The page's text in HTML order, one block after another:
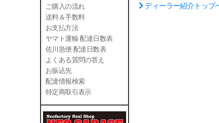
ご購入の流れ
送料＆手数料
お支払方法
ヤマト運輸 配達日数表
佐川急便 配達日数表
よくある質問の答え
お振込先
配達情報検索
特定商取引表示
ディーラー紹介トップ